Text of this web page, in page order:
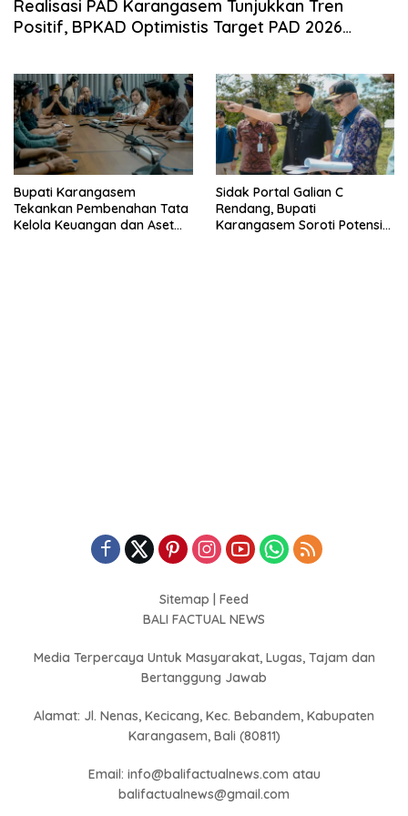
Realisasi PAD Karangasem Tunjukkan Tren
Positif, BPKAD Optimistis Target PAD 2026
Bupati Karangasem
Tekankan Pembenahan Tata
Kelola Keuangan dan Aset
Sidak Portal Galian C
Rendang, Bupati
Karangasem Soroti Potensi
Sitemap
Feed
BALI FACTUAL NEWS
Media Terpercaya Untuk Masyarakat, Lugas, Tajam dan
Bertanggung Jawab
Alamat: Jl. Nenas, Kecicang, Kec. Bebandem, Kabupaten
Karangasem, Bali (80811)
Email: info@balifactualnews.com atau
balifactualnews@gmail.com